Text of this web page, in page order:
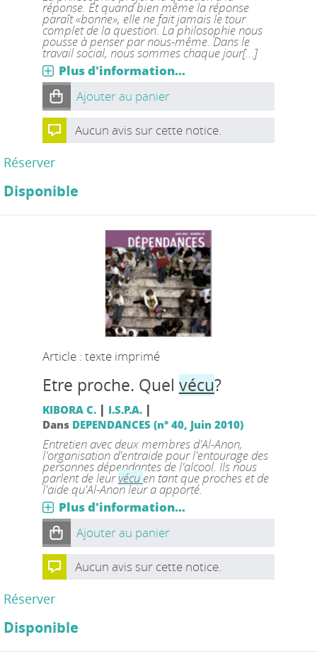
réponse. Et quand bien même la réponse
paraît «bonne», elle ne fait jamais le tour
complet de la question. La philosophie nous
pousse à penser par nous-même. Dans le
travail social, nous sommes chaque jour[...]
Plus d'information...
Ajouter au panier
Aucun avis sur cette notice.
Réserver
Disponible
Article : texte imprimé
Etre proche. Quel vécu?
KIBORA C. | I.S.P.A.|
Dans DEPENDANCES (n° 40, Juin 2010)
Entretien avec deux membres d'Al-Anon,
l'organisation d'entraide pour l'entourage des
personnes dépendantes de l'alcool. Ils nous
parlent de leurvécu en tant que proches et de
l'aide qu'Al-Anon leur a apporté.
Plus d'information...
Ajouter au panier
Aucun avis sur cette notice.
Réserver
Disponible